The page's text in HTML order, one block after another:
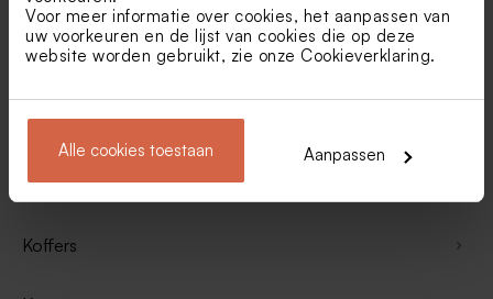
Voor meer informatie over cookies, het aanpassen van
uw voorkeuren en de lijst van cookies die op deze
website worden gebruikt, zie onze Cookieverklaring.
Alle cookies toestaan Aanpassen
Cadeau peter vragen
Cadeau meter vragen
Kaarsen
Drinkflessen
Koffers